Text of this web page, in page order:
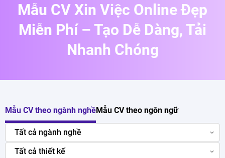
Mẫu CV Xin Việc Online Đẹp
Miễn Phí – Tạo Dễ Dàng, Tải
Nhanh Chóng
Mẫu CV theo ngành nghềMẫu CV theo ngôn ngữ
Tất cả ngành nghề
Tất cả thiết kế